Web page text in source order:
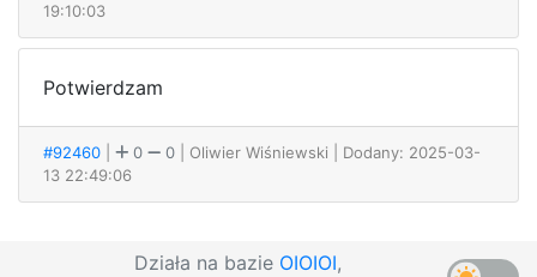
19:10:03
Potwierdzam
#92460 0 0 | Oliwier Wiśniewski
| Dodany: 2025-03-
13 22:49:06
Działa na bazie OIOIOI,